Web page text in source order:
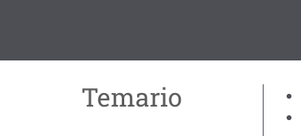
Temario